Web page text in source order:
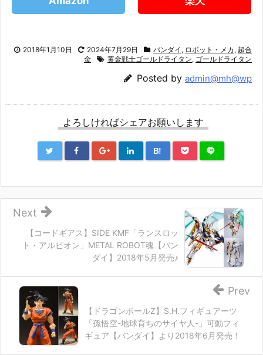
2018年1月10日 2024年7月29日 バンダイ , ロボット・メカ , 超合
金
黄金戦士ゴールドライタン, ゴールドライタン
Posted by admin@mh@wp
よろしければシェアお願いします
B!
【コードギアス】SIDE KMF「ランスロッ
ト・アルビオン」METAL ROBOT魂【バン
ダイ】2018年5月発売♪
Next
【ドラゴンボールZ】S.H.フィギュアーツ
「孫悟空-地球育ちのサイヤ人-」可動フィ
ギュア【バンダイ】より2018年6月発売！
Prev